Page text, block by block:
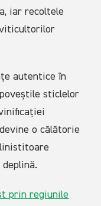
iar recoltele
autentice în
sticlelor
o călătorie
prin regiunile